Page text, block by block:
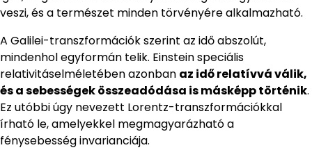
veszi, és a természet minden törvényére alkalmazható.
A Galilei-transzformációk szerint az idő abszolút,
mindenhol egyformán telik. Einstein speciális
relativitáselméletében azonban az idő relatívvá válik,
és a sebességek összeadódása is másképp történik.
Ez utóbbi úgy nevezett Lorentz-transzformációkkal
írható le, amelyekkel megmagyarázható a
fénysebesség invarianciája.